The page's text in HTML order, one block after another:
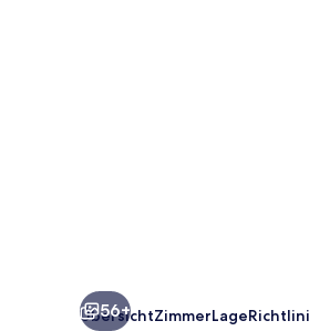
56+
ÜbersichtZimmerLage